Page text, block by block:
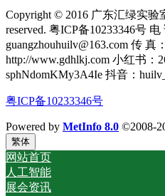
Copyright © 2016 广东汇绿实
reserved. 粤ICP备10233346号 电
guangzhouhuilv@163.com 传 真
http://www.gdhlkj.com 小红书：
sphNdomKMy3A4Ie 抖音：
粤ICP备10233346号
Powered by MetInfo 8.0 ©2008-
繁体
网站首页
人工智能
展会资讯